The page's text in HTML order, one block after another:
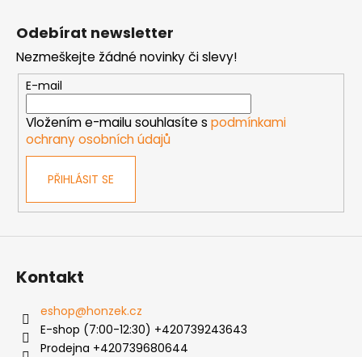
a
c
í
p
r
ý
p
Odebírat newsletter
Nezmeškejte žádné novinky či slevy!
E-mail
Vložením e-mailu souhlasíte s podmínkami
ochrany osobních údajů
PŘIHLÁSIT SE
Kontakt
eshop@honzek.cz
E-shop (7:00-12:30) +420739243643
Prodejna +420739680644